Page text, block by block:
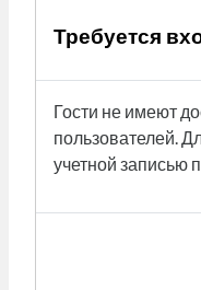
Требуется
Гости не имеют
пользователей.
учетной записью